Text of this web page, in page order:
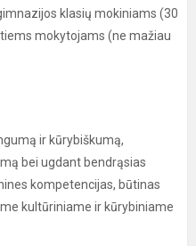
klasių mokiniams (30
mokytojams (ne mažiau
ir kūrybiškumą,
bei ugdant bendrąsias
kompetencijas, būtinas
kultūriniame ir kūrybiniame